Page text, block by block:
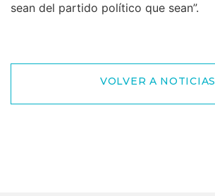
sean del partido político que sean”.
VOLVER A NOTICIAS